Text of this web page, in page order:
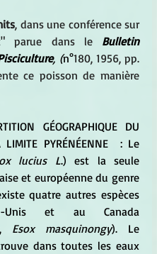
, dans une conférence sur
parue dans le Bulletin
, (n°180, 1956, pp.
ce poisson de manière
LIMITE PYRÉNÉENNE  : Le
lucius L.) est la seule
quatre autres espèces
Unis et au Canada
Esox masquinongy). Le
dans toutes les eaux